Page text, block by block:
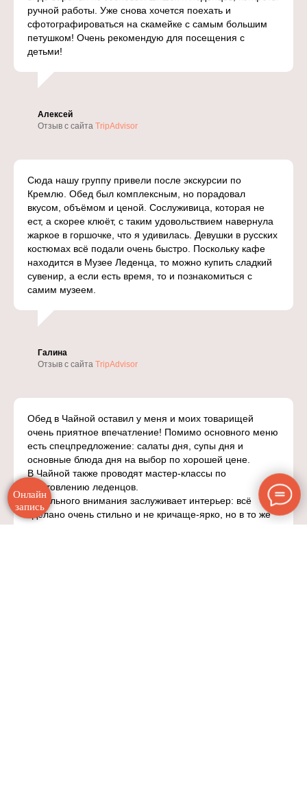
Онлайн
запись
ручной работы. Уже снова хочется поехать и
сфотографироваться на скамейке с самым большим
петушком! Очень рекомендую для посещения с
детьми!
Алексей
Отзыв с сайта TripAdvisor
Сюда нашу группу привели после экскурсии по
Кремлю. Обед был комплексным, но порадовал
вкусом, объёмом и ценой. Сослуживица, которая не
ест, а скорее клюёт, с таким удовольствием навернула
жаркое в горшочке, что я удивилась. Девушки в русских
костюмах всё подали очень быстро. Поскольку кафе
находится в Музее Леденца, то можно купить сладкий
сувенир, а если есть время, то и познакомиться с
самим музеем.
Галина
Отзыв с сайта TripAdvisor
Обед в Чайной оставил у меня и моих товарищей
очень приятное впечатление! Помимо основного меню
есть спецпредложение: салаты дня, супы дня и
основные блюда дня на выбор по хорошей цене.
В Чайной также проводят мастер-классы по
изготовлению леденцов.
Отдельного внимания заслуживает интерьер: всё
сделано очень стильно и не кричаще-ярко, но в то же